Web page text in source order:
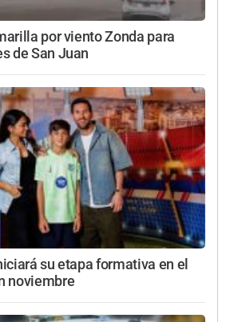
por viento Zonda para
de San Juan
su etapa formativa en el
noviembre